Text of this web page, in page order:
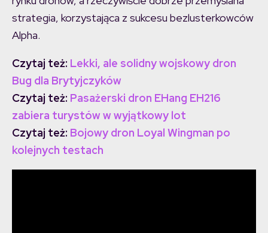
strategia, korzystająca z sukcesu bezlusterkowców
Alpha.
Czytaj też: Lekki, ale solidny wojskowy dron
Bug dla Brytyjczyków
Czytaj też: Pasażerski dron EHang EH216
zabiera turystów w wyjątkowy lot
Czytaj też: Bojowy dron Loyal Wingman po
kolejnych testach